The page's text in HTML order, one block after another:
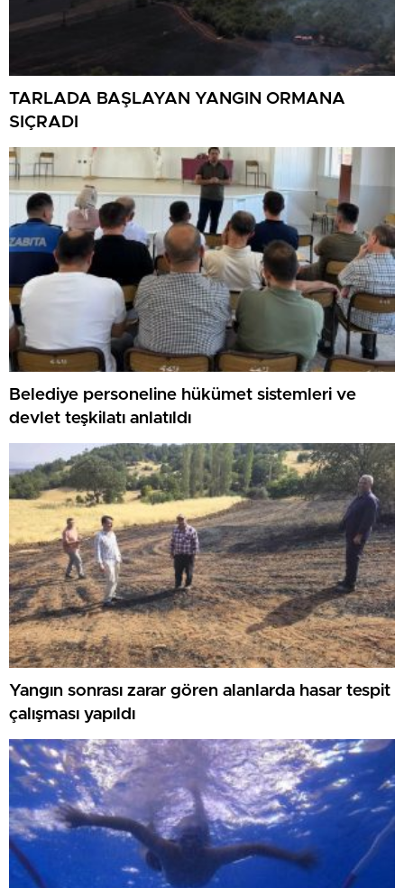
TARLADA BAŞLAYAN YANGIN ORMANA
SIÇRADI
Belediye personeline hükümet sistemleri ve
devlet teşkilatı anlatıldı
Yangın sonrası zarar gören alanlarda hasar tespit
çalışması yapıldı